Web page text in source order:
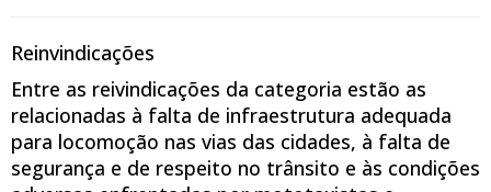
Reinvindicações
Entre as reivindicações da categoria estão as
relacionadas à falta de infraestrutura adequada
para locomoção nas vias das cidades, à falta de
segurança e de respeito no trânsito e às condições